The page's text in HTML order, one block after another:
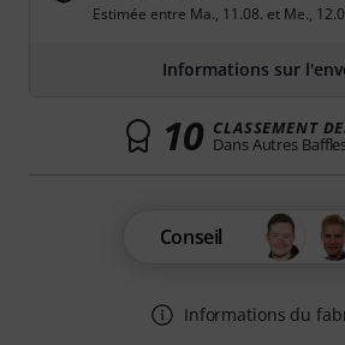
Estimée entre Ma., 11.08. et Me.,
Informations sur
10 CLASSEMENT
Dans Autres
Conseil
Informations du